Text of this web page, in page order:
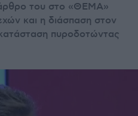
άρθρο του στο «ΘΕΜΑ»
και η διάσπαση στον
πυροδοτώντας